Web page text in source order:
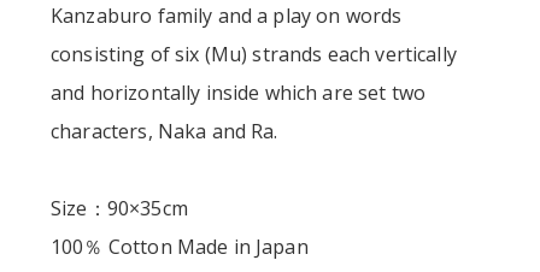
Kanzaburo family and a play on words
consisting of six (Mu) strands each vertically
and horizontally inside which are set two
characters, Naka and Ra.
Size：90×35cm
100％ Cotton Made in Japan